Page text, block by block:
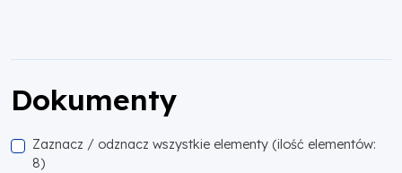
Dokumenty
Zaznacz / odznacz wszystkie elementy (ilość elementów:
8)